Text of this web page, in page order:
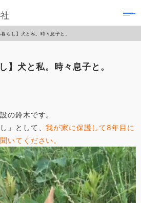
暮らし】犬と私。時々息子と。
】犬と私。時々息子と。
の鈴木です。
」として、我が家に保護して8年目に
いてください。